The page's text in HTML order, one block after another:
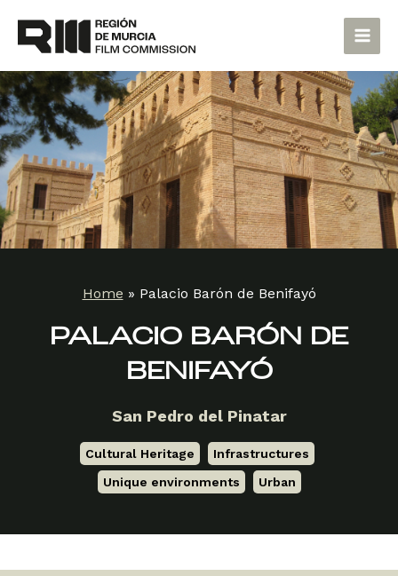
content
Main
Home » Palacio Barón de Benifayó
PALACIO BARÓN DE
BENIFAYÓ
San Pedro del Pinatar
Cultural Heritage Infrastructures
Unique environments
Urban